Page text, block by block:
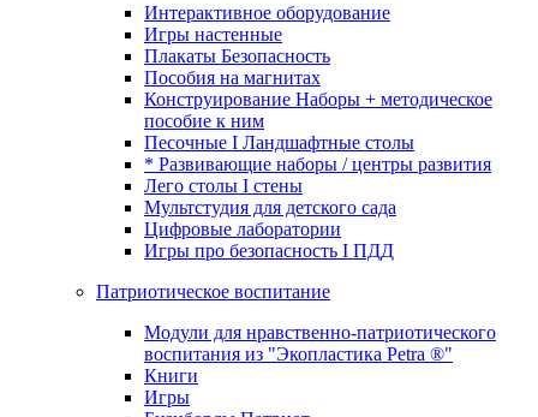
Интерактивное оборудование
Игры настенные
Плакаты Безопасность
Пособия на магнитах
Конструирование Наборы + методическое
пособие к ним
Песочные I Ландшафтные столы
* Развивающие наборы / центры развития
Лего столы I стены
Мультстудия для детского сада
Цифровые лаборатории
Игры про безопасность I ПДД
Патриотическое воспитание
Модули для нравственно-патриотического
воспитания из "Экопластика Petra ®"
Книги
Игры